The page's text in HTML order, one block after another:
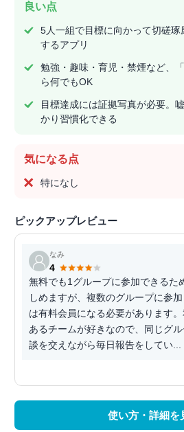
良い点
5人一組で目標に向かって切磋琢
するアプリ
勉強・趣味・育児・禁煙など、
ら何でもOK
目標達成には証拠写真が必要。
かり習慣化できる
気になる点
特になし
ピックアップレビュー
なみ
4
無料でも1グループに参加できるた
しめますが、複数のグループに参
は有料会員になる必要があります
あるチームが好きなので、同じグ
談を交えながら毎日報告をしてい...
使い方・詳細を